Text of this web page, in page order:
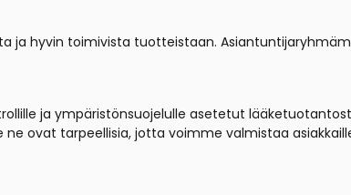
ja hyvin toimivista tuotteistaan.
ja ympäristönsuojelulle asetetut
ovat tarpeellisia, jotta voimme valmistaa